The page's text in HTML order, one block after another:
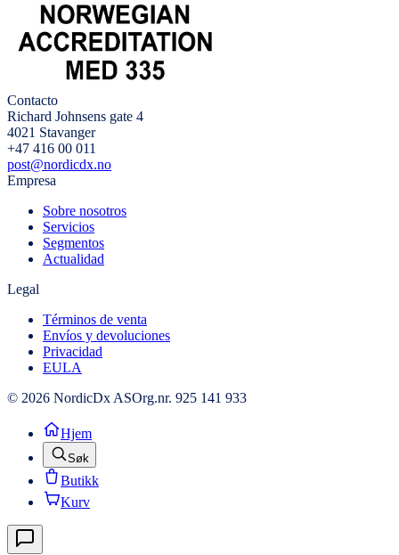
Contacto
Richard Johnsens gate 4
4021 Stavanger
+47 416 00 011
post@nordicdx.no
Empresa
Sobre nosotros
Servicios
Segmentos
Actualidad
Legal
Términos de venta
Envíos y devoluciones
Privacidad
EULA
© 2026 NordicDx ASOrg.nr. 925 141 933
Hjem
Søk
Butikk
Kurv